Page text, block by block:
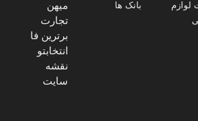
لوازم
بانک ها
میهن
تجارت
برترین فا
انتخابتو
نقشه
سایت